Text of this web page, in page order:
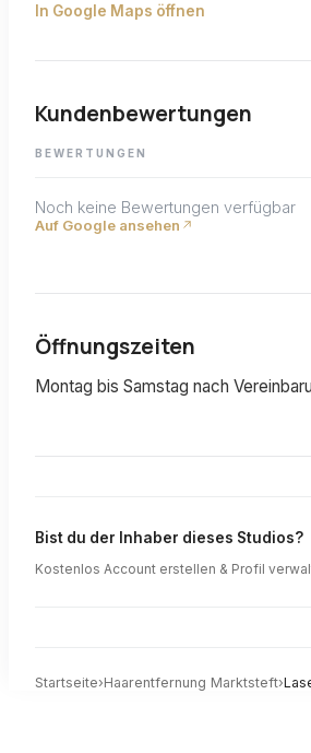
In Google Maps öffnen
Kundenbewertungen
BEWERTUNGEN
Noch keine Bewertungen verfügbar
Auf Google ansehen
Öffnungszeiten
Montag bis Samstag nach
Bist du der Inhaber dieses Studios?
Kostenlos Account erstellen & Profil
Startseite›Haarentfernung Marktsteft›